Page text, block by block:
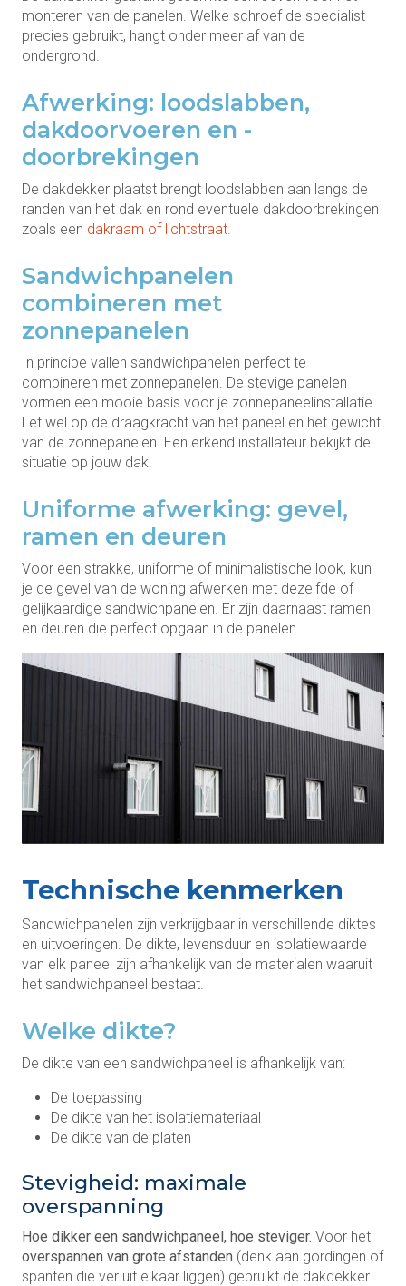
monteren van de panelen. Welke schroef de specialist
precies gebruikt, hangt onder meer af van de
ondergrond.
Afwerking: loodslabben,
dakdoorvoeren en -
doorbrekingen
De dakdekker plaatst brengt loodslabben aan langs de
randen van het dak en rond eventuele dakdoorbrekingen
zoals een dakraam of lichtstraat
Sandwichpanelen
combineren met
zonnepanelen
In principe vallen sandwichpanelen perfect te
combineren met zonnepanelen. De stevige panelen
vormen een mooie basis voor je zonnepaneelinstallatie.
Let wel op de draagkracht van het paneel en het gewicht
van de zonnepanelen. Een erkend installateur bekijkt de
situatie op jouw dak.
Uniforme afwerking: gevel,
ramen en deuren
Voor een strakke, uniforme of minimalistische look, kun
je de gevel van de woning afwerken met dezelfde of
gelijkaardige sandwichpanelen. Er zijn daarnaast ramen
en deuren die perfect opgaan in de panelen.
Technische kenmerken
Sandwichpanelen zijn verkrijgbaar in verschillende diktes
en uitvoeringen. De dikte, levensduur en isolatiewaarde
van elk paneel zijn afhankelijk van de materialen waaruit
het sandwichpaneel bestaat.
Welke dikte?
De dikte van een sandwichpaneel is afhankelijk van:
De toepassing
De dikte van het isolatiemateriaal
De dikte van de platen
Stevigheid: maximale
overspanning
Hoe dikker een sandwichpaneel, hoe steviger. Voor het
overspannen van grote afstanden (denk aan gordingen of
spanten die ver uit elkaar liggen) gebruikt de dakdekker